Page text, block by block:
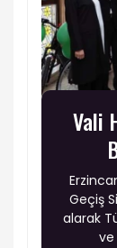
Vali
Geçiş
alarak
ve